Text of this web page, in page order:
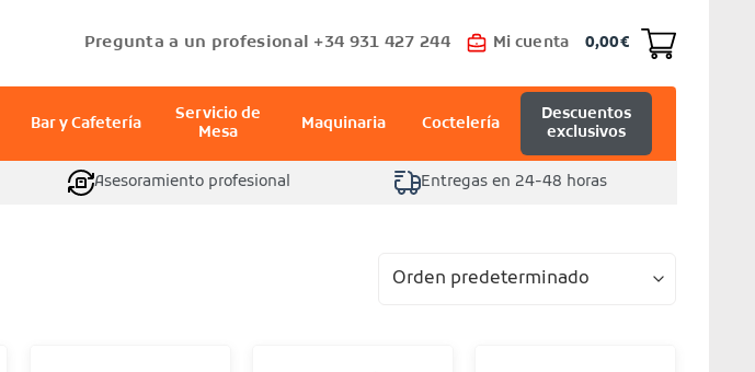
Pregunta a un profesional +34 931 427 244 Mi cuenta 0,00€
Bar y Cafetería
Servicio de
Mesa
Maquinaria Coctelería
Descuentos
exclusivos
Asesoramiento profesional Entregas en 24-48 horas